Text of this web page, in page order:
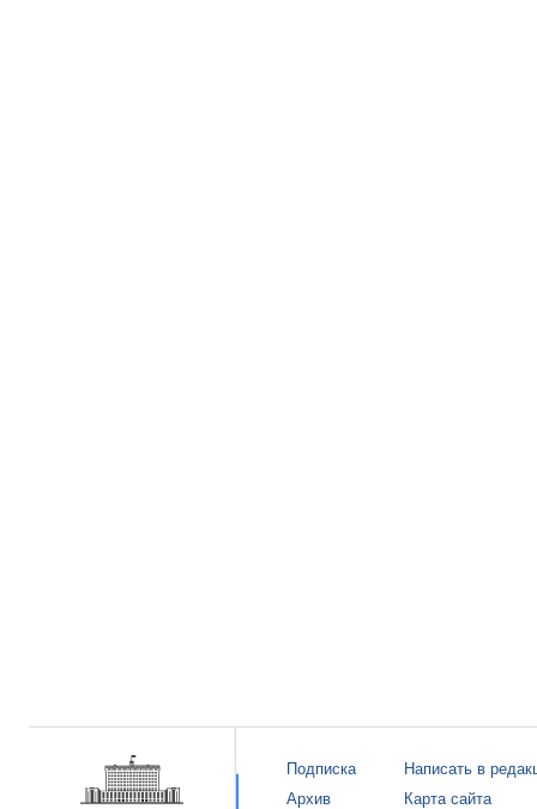
Подписка
Архив
Написать в
Карта сайта